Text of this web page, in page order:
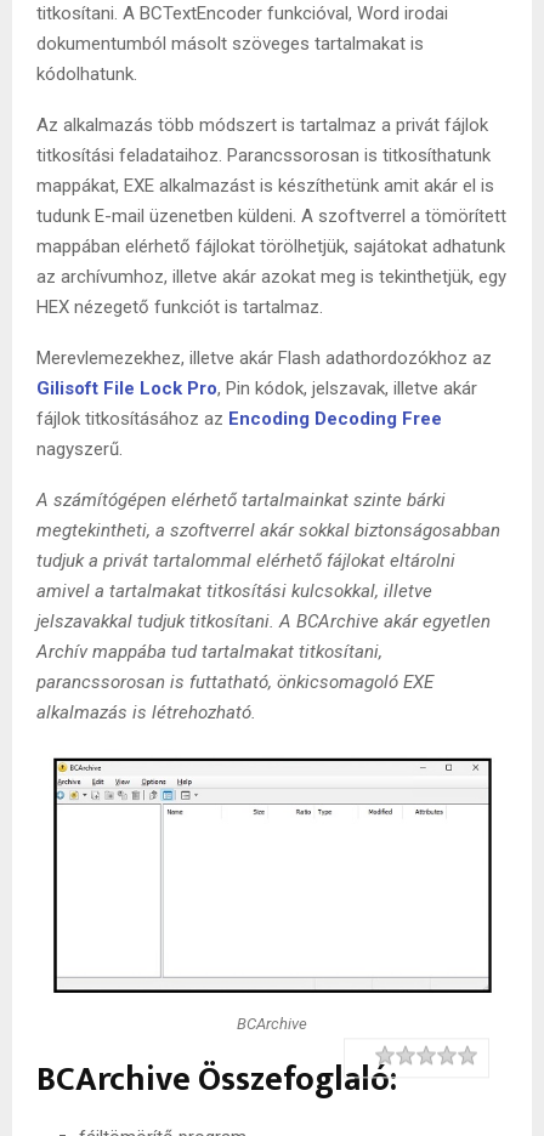
titkosítani. A BCTextEncoder funkcióval, Word irodai
dokumentumból másolt szöveges tartalmakat is
kódolhatunk.
Az alkalmazás több módszert is tartalmaz a privát fájlok
titkosítási feladataihoz. Parancssorosan is titkosíthatunk
mappákat, EXE alkalmazást is készíthetünk amit akár el is
tudunk E-mail üzenetben küldeni. A szoftverrel a tömörített
mappában elérhető fájlokat törölhetjük, sajátokat adhatunk
az archívumhoz, illetve akár azokat meg is tekinthetjük, egy
HEX nézegető funkciót is tartalmaz.
Merevlemezekhez, illetve akár Flash adathordozókhoz az
Gilisoft File Lock Pro, Pin kódok, jelszavak, illetve akár
fájlok titkosításához az Encoding Decoding Free
nagyszerű.
A számítógépen elérhető tartalmainkat szinte bárki
megtekintheti, a szoftverrel akár sokkal biztonságosabban
tudjuk a privát tartalommal elérhető fájlokat eltárolni
amivel a tartalmakat titkosítási kulcsokkal, illetve
jelszavakkal tudjuk titkosítani. A BCArchive akár egyetlen
Archív mappába tud tartalmakat titkosítani,
parancssorosan is futtatható, önkicsomagoló EXE
alkalmazás is létrehozható.
BCArchive
BCArchive Összefoglaló:
Rating 1 star
2 stars
3 stars
4 stars
5 stars